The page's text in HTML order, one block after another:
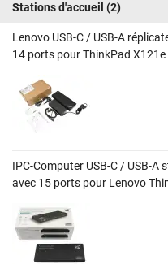
Stations d'accueil (2)
Lenovo USB-C / USB-A
14 ports pour ThinkPad X121e
IPC-Computer USB-C / USB-
avec 15 ports pour Lenovo